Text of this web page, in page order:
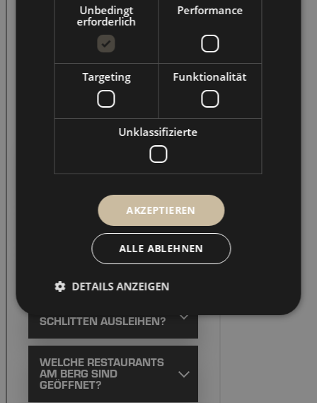
Unbedingt
erforderlich
Performance
Targeting Funktionalität
Unklassifizierte
AKZEPTIEREN
ALLE ABLEHNEN
DETAILS ANZEIGEN